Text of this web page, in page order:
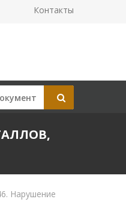
Контакты
Нарушение